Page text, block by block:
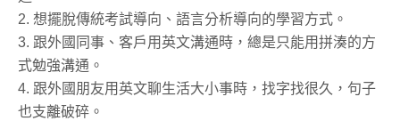
2. 想擺脫傳統考試導向、語言分析導向的學習方式。
3. 跟外國同事、客戶用英文溝通時，總是只能用拼湊的方
式勉強溝通。
4. 跟外國朋友用英文聊生活大小事時，找字找很久，句子
也支離破碎。